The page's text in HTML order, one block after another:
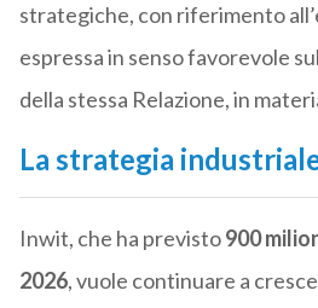
strategiche, con riferimento
espressa in senso favorevole
della stessa Relazione, in
La strategia
Inwit, che ha previsto900
2026, vuole continuare a